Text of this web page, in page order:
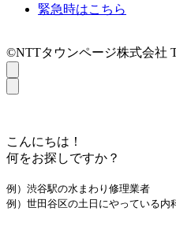
緊急時はこちら
©NTTタウンページ株式会社
こんにちは！
何をお探しですか？
例）渋谷駅の水まわり修理業者
例）世田谷区の土日にやっている内